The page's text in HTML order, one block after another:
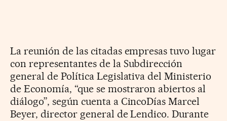
La reunión de las citadas empresas tuvo lugar
con representantes de la Subdirección
general de Política Legislativa del Ministerio
de Economía, “que se mostraron abiertos al
diálogo”, según cuenta a CincoDías Marcel
Beyer, director general de Lendico. Durante